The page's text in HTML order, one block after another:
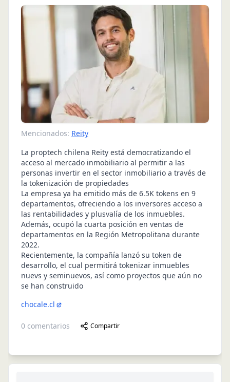
Mencionados: Reity
La proptech chilena Reity está democratizando el
acceso al mercado inmobiliario al permitir a las
personas invertir en el sector inmobiliario a través de
la tokenización de propiedades
La empresa ya ha emitido más de 6.5K tokens en 9
departamentos, ofreciendo a los inversores acceso a
las rentabilidades y plusvalía de los inmuebles.
Además, ocupó la cuarta posición en ventas de
departamentos en la Región Metropolitana durante
2022.
Recientemente, la compañía lanzó su token de
desarrollo, el cual permitirá tokenizar inmuebles
nuevs y seminuevos, así como proyectos que aún no
se han construido
chocale.cl
0 comentarios Compartir